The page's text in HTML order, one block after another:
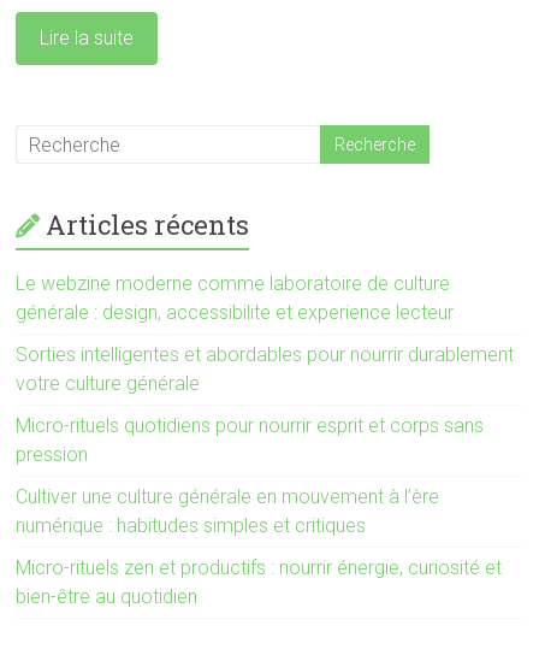
Lire la suite
Articles récents
Le webzine moderne comme laboratoire de culture
générale : design, accessibilite et experience lecteur
Sorties intelligentes et abordables pour nourrir durablement
votre culture générale
Micro-rituels quotidiens pour nourrir esprit et corps sans
pression
Cultiver une culture générale en mouvement à l’ère
numérique : habitudes simples et critiques
Micro-rituels zen et productifs : nourrir énergie, curiosité et
bien-être au quotidien